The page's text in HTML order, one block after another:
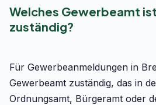
Welches Gewerbeamt
zuständig?
Für Gewerbeanmeldungen in
Gewerbeamt zuständig, das in
Ordnungsamt, Bürgeramt oder